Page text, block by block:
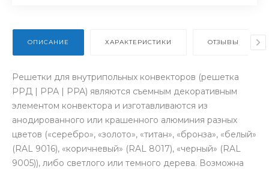
ОПИСАНИЕ ХАРАКТЕРИСТИКИ ОТЗЫВЫ
Решетки для внутрипольных конвекторов (решетка
РРД | РРА | PPA) являются съемным декоративным
элементом конвектора и изготавливаются из
анодированного или крашенного алюминия разных
цветов («серебро», «золото», «титан», «бронза», «белый»
(RAL 9016), «коричневый» (RAL 8017), «черный» (RAL
9005)), либо светлого или темного дерева. Возможна